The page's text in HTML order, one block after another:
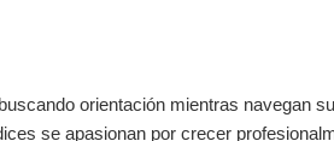
orientación mientras navegan su
se apasionan por crecer